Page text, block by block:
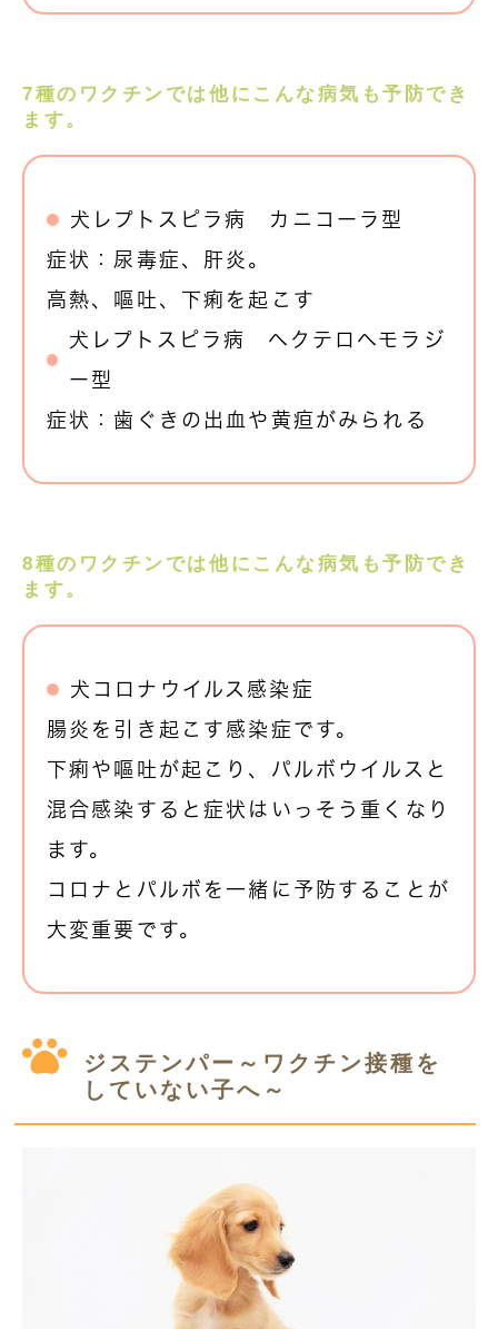
7種のワクチンでは他にこんな病気も予防でき
ます。
犬レプトスピラ病 カニコーラ型
症状：尿毒症、肝炎。
高熱、嘔吐、下痢を起こす
犬レプトスピラ病 ヘクテロヘモラジ
ー型
症状：歯ぐきの出血や黄疸がみられる
8種のワクチンでは他にこんな病気も予防でき
ます。
犬コロナウイルス感染症
腸炎を引き起こす感染症です。
下痢や嘔吐が起こり、パルボウイルスと
混合感染すると症状はいっそう重くなり
ます。
コロナとパルボを一緒に予防することが
大変重要です。
ジステンパー～ワクチン接種を
していない子へ～